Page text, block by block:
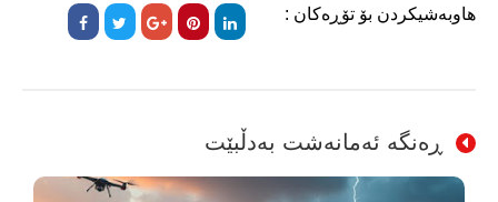
هاوبەشیکردن بۆ تۆڕەکان :
ڕەنگە ئەمانەشت بەدڵبێت